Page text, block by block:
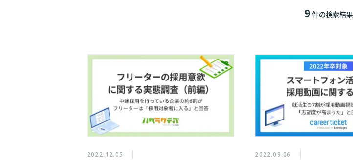
9件の検索結果
2022.12.05
2022.09.06